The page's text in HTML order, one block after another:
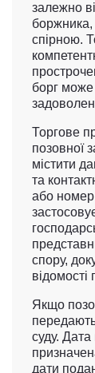
залежно
боржника,
спірною.
борг може
Торгове
позовної
містити
та
або номер
спору,
відомості
Якщо
суду. Дата
дати